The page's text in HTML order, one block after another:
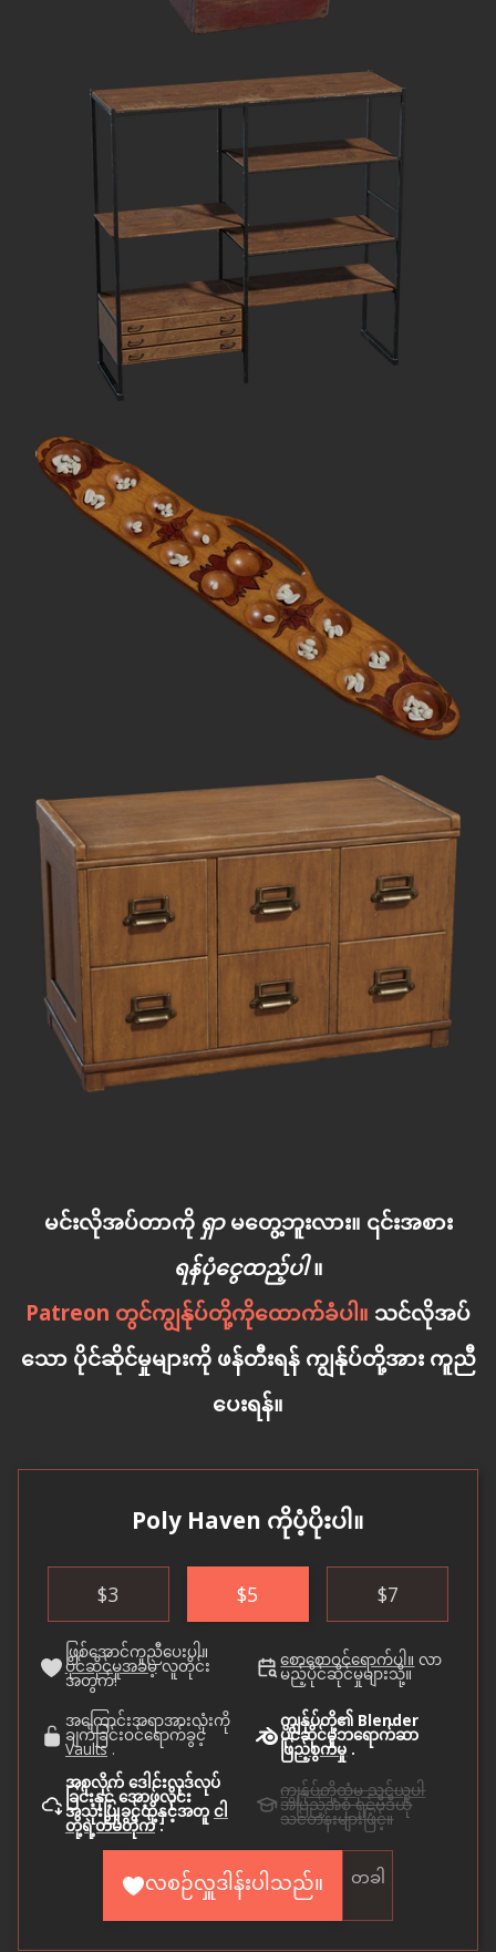
မင်းလိုအပ်တာကို ရှာမတွေ့ဘူးလား။ ၎င်းအစား
ရန်ပုံငွေထည့်ပါ။
Patreon တွင်ကျွန်ုပ်တို့ကိုထောက်ခံပါ။ သင်လိုအပ်
သော ပိုင်ဆိုင်မှုများကို ဖန်တီးရန် ကျွန်ုပ်တို့အား ကူညီ
ပေးရန်။
Poly Haven ကိုပံ့ပိုးပါ။
$3 $5 $7
ဖြစ်အောင်ကူညီပေးပါ။
ပိုင်ဆိုင်မှုအခမဲ့လူတိုင်း
အတွက်!
စောစောဝင်ရောက်ပါ။ လာ
မည့်ပိုင်ဆိုင်မှုများသို့။
အကြောင်းအရာအားလုံးကို
ချက်ခြင်းဝင်ရောက်ခွင့်
Vaults.
ကျွန်ုပ်တို့၏ Blender
ပိုင်ဆိုင်မှုဘရောက်ဆာ
ဖြည့်စွက်မှု .
အစုလိုက် ဒေါင်းလုဒ်လုပ်
ခြင်းနှင့် အော့ဖ်လိုင်း
အသုံးပြုခွင့်တို့နှင့်အတူ ငါ
တို့ရဲ့တိမ်တိုက်.
ကျွန်ုပ်တို့ထံမှ သင်ယူပါ
အပြည့်အစုံ ရှင့်ဗီဒီယို
သင်တန်းများဖြင့်။
လစဉ်လှူဒါန်းပါသည်။ တခါ